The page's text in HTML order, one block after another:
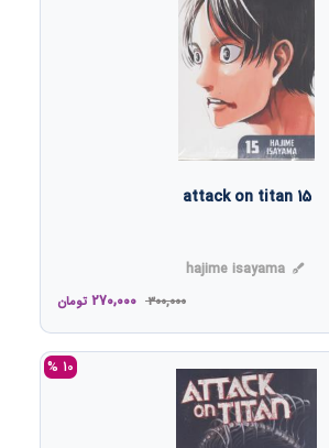
attack on titan 15
hajime isayama
300,000
270,000 تومان
10 %